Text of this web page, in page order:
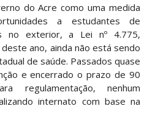
do Acre como uma medida
a estudantes de
no exterior, a Lei nº 4.775,
deste ano, ainda não está sendo
de saúde. Passados quase
e encerrado o prazo de 90
regulamentação, nenhum
internato com base na